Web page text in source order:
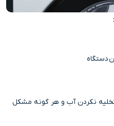
دستگاه
نکردن آب و هر گونه مشکل